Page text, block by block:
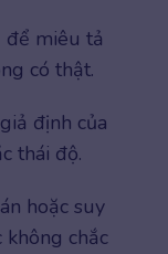
miêu tả
có thật.
định của
thái độ.
hoặc suy
không chắc